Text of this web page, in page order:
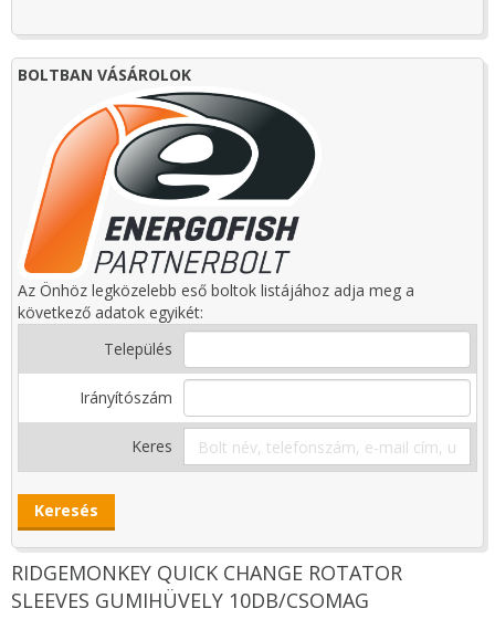
BOLTBAN VÁSÁROLOK
Az Önhöz legközelebb eső boltok listájához adja meg a
következő adatok egyikét:
Település
Irányítószám
Keres
RIDGEMONKEY QUICK CHANGE ROTATOR
SLEEVES GUMIHÜVELY 10DB/CSOMAG